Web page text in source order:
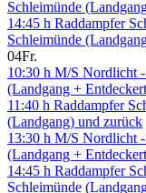
Schleimünde
14:45 h Raddampfer
Schleimünde
04Fr.
10:30 h M/S Nordlicht
(Landgang +
11:40 h Raddampfer
(Landgang) und zurück
13:30 h M/S Nordlicht
(Landgang +
14:45 h Raddampfer
Schleimünde